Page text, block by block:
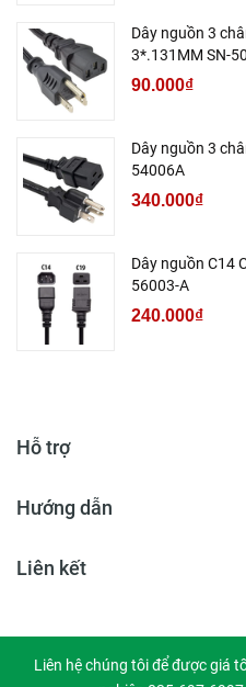
Dây nguồn 3
3*.131MM SN-
90.000₫
Dây nguồn 3
54006A
340.000₫
Dây nguồn C14
56003-A
240.000₫
Hỗ trợ
Hướng dẫn
Liên kết
Liên hệ chúng tôi để được giá